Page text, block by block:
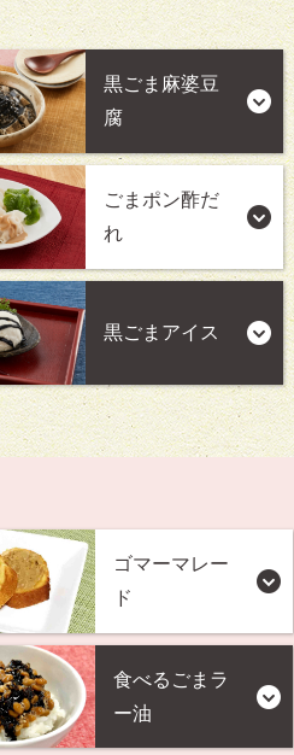
黒ごま麻婆豆
腐
ごまポン酢だ
れ
黒ごまアイス
ゴマーマレー
ド
食べるごまラ
ー油